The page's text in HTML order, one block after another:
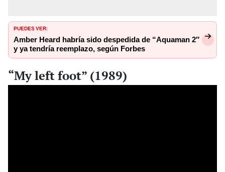
PUEDES VER:
Amber Heard habría sido despedida de “Aquaman 2″
y ya tendría reemplazo, según Forbes
“My left foot” (1989)